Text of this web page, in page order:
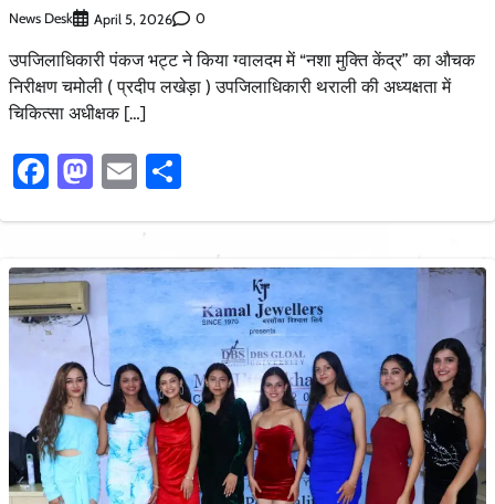
News Desk April 5, 2026 0
उपजिलाधिकारी पंकज भट्ट ने किया ग्वालदम में “नशा मुक्ति केंद्र” का औचक
निरीक्षण चमोली ( प्रदीप लखेड़ा ) उपजिलाधिकारी थराली की अध्यक्षता में
चिकित्सा अधीक्षक […]
Facebook
Mastodon
Email